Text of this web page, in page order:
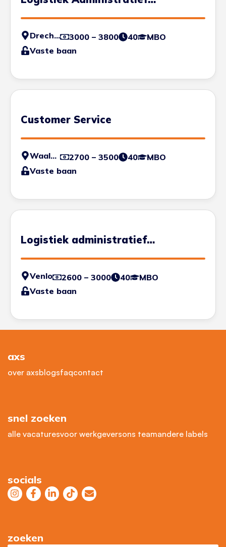
Medewerker
Drechtsteden 3000 – 3800 40
MBO
Vaste baan
Customer Service
Waalwijk 2700 – 3500 40
MBO
Vaste baan
Logistiek administratief
medewerker
Venlo 2600 – 3000 40
MBO
Vaste baan
axs
over axsblogsfaqcontact
snel zoeken
alle vacaturesvoor werkgeversons teamandere labels
socials
zoeken